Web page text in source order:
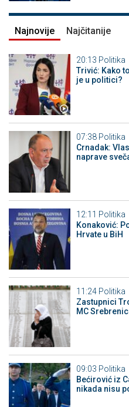
Najnovije Najčitanije
20:13 Politika
Trivić: Kako
je u politici?
07:38 Politika
Crnadak:
naprave
12:11 Politika
Konaković:
Hrvate u BiH
11:24 Politika
Zastupnici
MC
09:03 Politika
Bećirović iz
nikada nisu